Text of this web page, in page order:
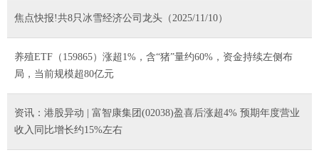
焦点快报!共8只冰雪经济公司龙头（2025/11/10）
养殖ETF（159865）涨超1%，含“猪”量约60%，资金持续左侧布
局，当前规模超80亿元
资讯：港股异动 | 富智康集团(02038)盈喜后涨超4% 预期年度营业
收入同比增长约15%左右